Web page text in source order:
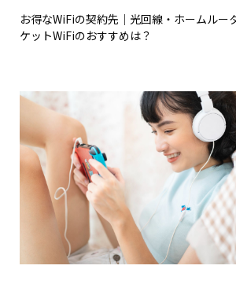
お得なWiFiの契約先｜光回線・ホームルー
ケットWiFiのおすすめは？